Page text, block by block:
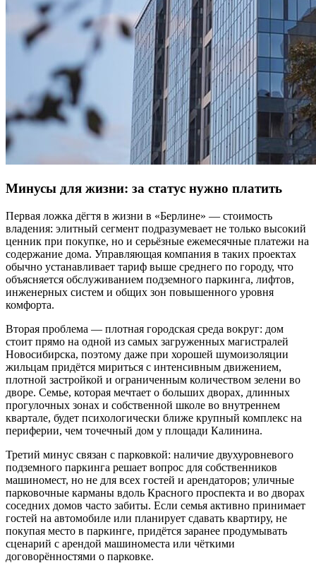
Минусы для жизни: за статус нужно платить
Первая ложка дёгтя в жизни в «Берлине» — стоимость
владения: элитный сегмент подразумевает не только высокий
ценник при покупке, но и серьёзные ежемесячные платежи на
содержание дома. Управляющая компания в таких проектах
обычно устанавливает тариф выше среднего по городу, что
объясняется обслуживанием подземного паркинга, лифтов,
инженерных систем и общих зон повышенного уровня
комфорта.
Вторая проблема — плотная городская среда вокруг: дом
стоит прямо на одной из самых загруженных магистралей
Новосибирска, поэтому даже при хорошей шумоизоляции
жильцам придётся мириться с интенсивным движением,
плотной застройкой и ограниченным количеством зелени во
дворе. Семье, которая мечтает о больших дворах, длинных
прогулочных зонах и собственной школе во внутреннем
квартале, будет психологически ближе крупный комплекс на
периферии, чем точечный дом у площади Калинина.
Третий минус связан с парковкой: наличие двухуровневого
подземного паркинга решает вопрос для собственников
машиномест, но не для всех гостей и арендаторов; уличные
парковочные карманы вдоль Красного проспекта и во дворах
соседних домов часто забиты. Если семья активно принимает
гостей на автомобиле или планирует сдавать квартиру, не
покупая место в паркинге, придётся заранее продумывать
сценарий с арендой машиноместа или чёткими
договорённостями о парковке.